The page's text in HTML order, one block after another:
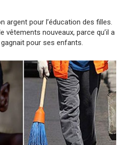
argent pour l’éducation des filles.
vêtements nouveaux, parce qu’il a
pour ses enfants.